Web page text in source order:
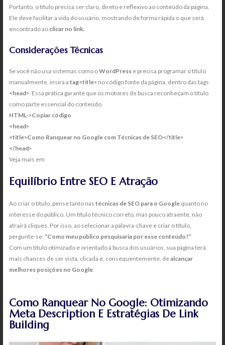
Portanto, o título precisa ser claro, direto e reflexivo ao conteúdo da página.
Ele deve facilitar a vida do usuário, mostrando de forma rápida o que será
encontrado ao clicar no link.
Considerações Técnicas
Se você não usa sistemas como oWordPress e precisa programar o título
manualmente, insira atag<title> no código fonte da página, dentro das tags
<head> . Essa prática garante que os motores de busca reconheçam o título
como parte essencial do conteúdo.
HTML->Copiar código
<head>
<title>Como Ranquear no Google com Técnicas de SEO</title>
</head>
Veja mais em
Equilíbrio Entre SEO E Atração
Ao criar o título, pense tanto nas técnicas de SEO para o Google quanto no
interesse do público. Um título técnico correto, mas pouco atraente, não
atrairá cliques. Por isso, ao selecionar a palavra-chave e criar o título,
pergunte-se: “Como meu público pesquisaria por esse conteúdo?”
Com um título otimizado e orientado à busca dos usuários, sua página terá
mais chances de ser vista, clicada e, consequentemente, dealcançar
melhores posições no Google
Como Ranquear No Google: Otimizando
Meta Description E Estratégias De Link
Building